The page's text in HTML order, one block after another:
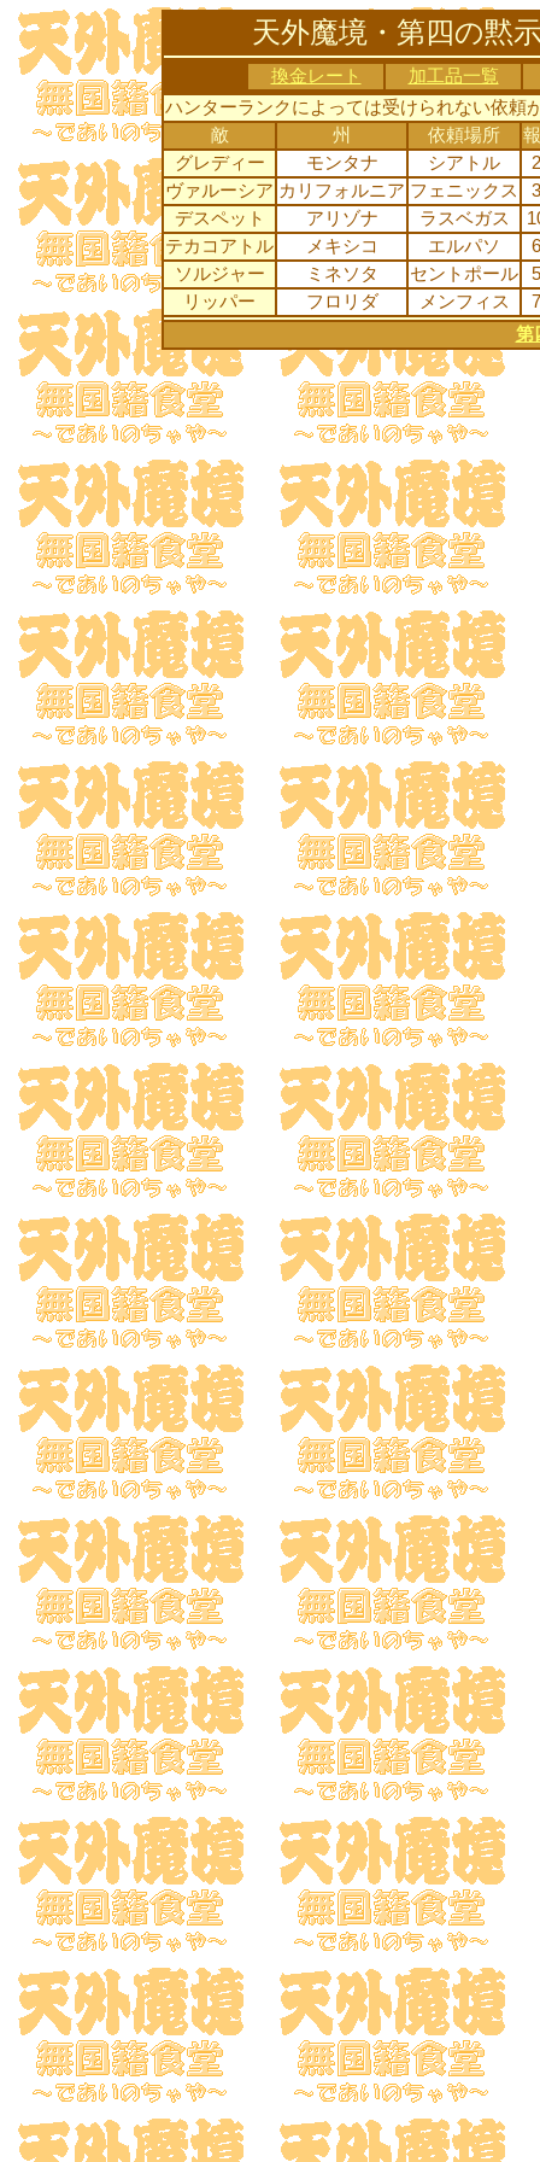
天外魔境・第四の黙
換金レート
加工品一覧
ハンターランクによっては受けられない依頼
敵
州 依頼場所
グレディー
モンタナ シアトル
ヴァルーシア カリフォルニア フェニックス
デスペット
アリゾナ ラスベガス
テカコアトル
メキシコ エルパソ
ソルジャー
ミネソタ セントポール
リッパー
フロリダ メンフィス
第